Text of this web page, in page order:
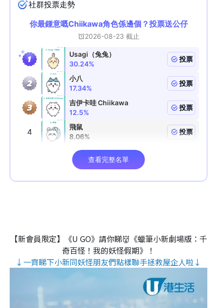
【新會員限定】《U GO》請你睇👹《蠟筆小新劇場版：千
奇百怪！我的妖怪假期》！
↓一齊睇下小新同妖怪朋友們點樣聯手拯救屋企人啦↓